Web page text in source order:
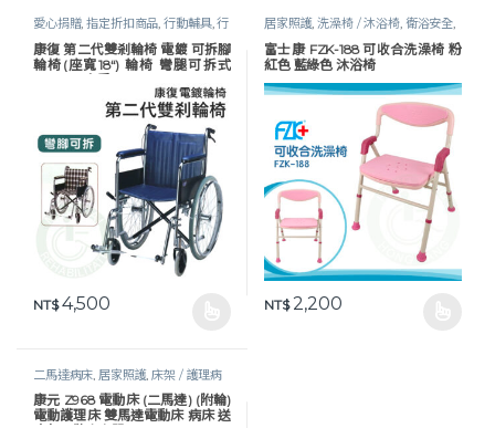
愛心捐贈,指定折扣商品,行動輔具,行
動輔具,輪椅,鐵製 / 電鍍輪椅,長照專
區
康復 第二代雙剎輪椅 電鍍 可拆腳
輪椅(座寬18“) 輪椅 彎腿可拆式
NT$4,500
居家照護,洗澡椅 / 沐浴椅, 衛浴安全,
衛浴輔具,長照專區
富士康 FZK-188 可收合洗澡椅 粉
紅色 藍綠色 沐浴椅
NT$2,200
二馬達病床 居家照護,床架 / 護理病
床,護理床具及配件,長照專區, 預防褥
瘡
康元 Z968 電動床 (二馬達) (附輪)
電動護理床 雙馬達電動床 病床 送